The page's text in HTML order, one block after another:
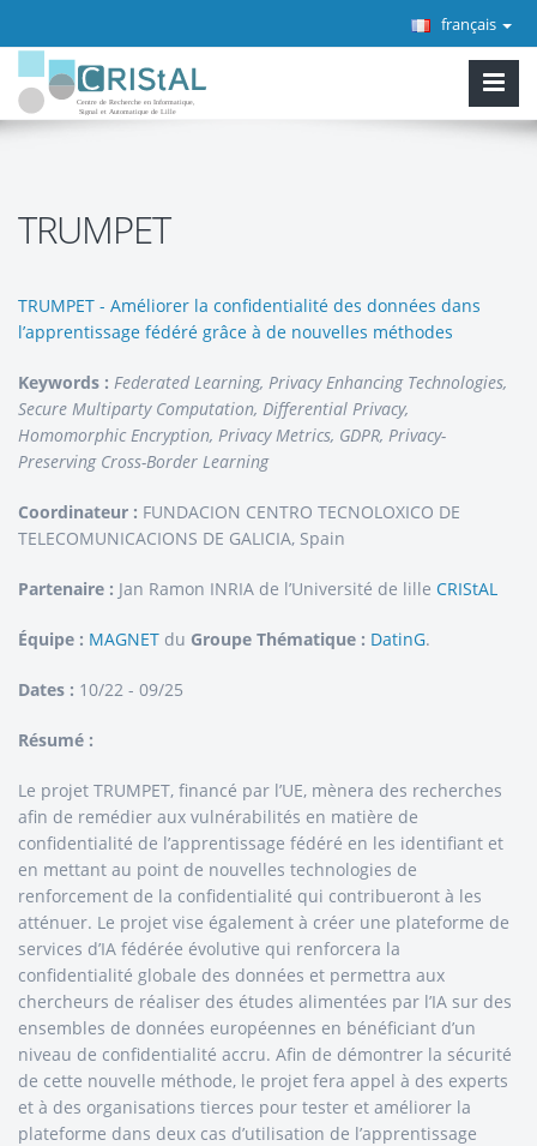
français
TRUMPET
TRUMPET - Améliorer la confidentialité des données dans
l’apprentissage fédéré grâce à de nouvelles méthodes
Keywords : Federated Learning, Privacy Enhancing Technologies,
Secure Multiparty Computation, Differential Privacy,
Homomorphic Encryption, Privacy Metrics, GDPR, Privacy-
Preserving Cross-Border Learning
Coordinateur : FUNDACION CENTRO TECNOLOXICO DE
TELECOMUNICACIONS DE GALICIA, Spain
Partenaire : Jan Ramon INRIA de l’Université de lille CRIStAL
Équipe : MAGNET du Groupe Thématique : DatinG.
Dates : 10/22 - 09/25
Résumé :
Le projet TRUMPET, financé par l’UE, mènera des recherches
afin de remédier aux vulnérabilités en matière de
confidentialité de l’apprentissage fédéré en les identifiant et
en mettant au point de nouvelles technologies de
renforcement de la confidentialité qui contribueront à les
atténuer. Le projet vise également à créer une plateforme de
services d’IA fédérée évolutive qui renforcera la
confidentialité globale des données et permettra aux
chercheurs de réaliser des études alimentées par l’IA sur des
ensembles de données européennes en bénéficiant d’un
niveau de confidentialité accru. Afin de démontrer la sécurité
de cette nouvelle méthode, le projet fera appel à des experts
et à des organisations tierces pour tester et améliorer la
plateforme dans deux cas d’utilisation de l’apprentissage